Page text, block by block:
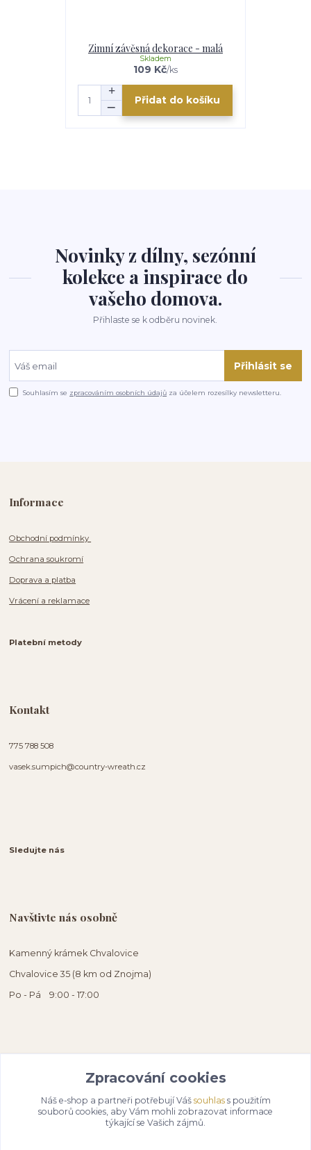
Zimní závěsná dekorace - malá
109 Kč/ks
Skladem
Přidat do košíku
Novinky z dílny, sezónní
kolekce a inspirace do
vašeho domova.
Přihlaste se k odběru novinek.
Přihlásit se
Souhlasím se zpracováním osobních údajů za účelem rozesílky newsletteru.
Informace
Obchodní podmínky
Ochrana soukromí
Doprava a platba
Vrácení a reklamace
Platební metody
Kontakt
775 788 508
vasek.sumpich@country-wreath.cz
Sledujte nás
Navštivte nás osobně
Kamenný krámek Chvalovice
Chvalovice 35 (8 km od Znojma)
Po - Pá 9:00 - 17:00
Zpracování cookies
Náš e-shop a partneři potřebují Váš souhlass použitím
souborů cookies, aby Vám mohli zobrazovat informace
týkající se Vašich zájmů.